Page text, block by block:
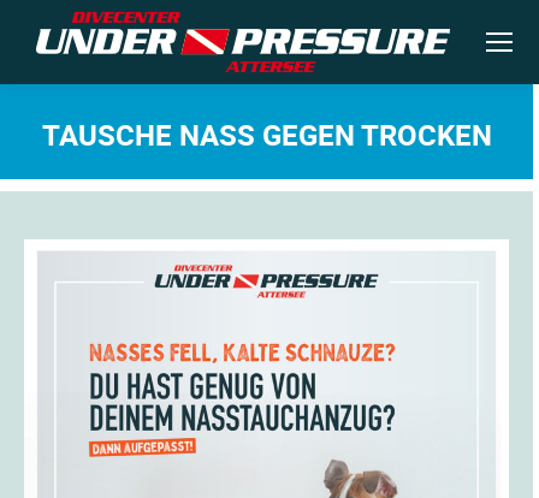
TAUSCHE NASS GEGEN TROCKEN